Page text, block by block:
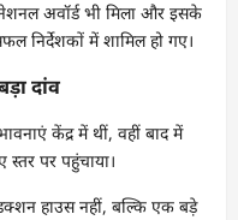
अवॉर्ड भी मिला और इसके
निर्देशकों में शामिल हो गए।
दांव
केंद्र में थीं, वहीं बाद में
पर पहुंचाया।
हाउस नहीं, बल्कि एक बड़े